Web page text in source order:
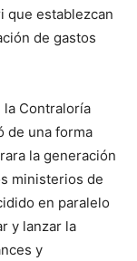
que establezcan
de gastos
la Contraloría
de una forma
la generación
ministerios de
en paralelo
y lanzar la
y